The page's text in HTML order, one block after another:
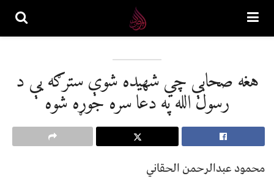
هغه صحابې چي شهيده شوې سترګه يې د
رسول الله په دعا سره جوړه شوه
محمود عبدالرحمن الحقاني